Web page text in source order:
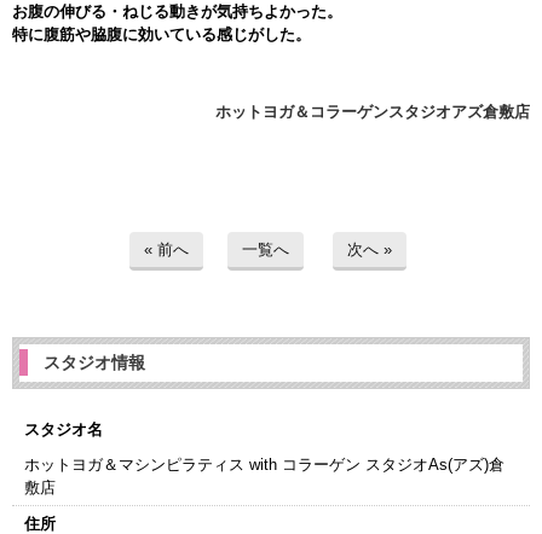
お腹の伸びる・ねじる動きが気持ちよかった。
特に腹筋や脇腹に効いている感じがした。
ホットヨガ＆コラーゲンスタジオアズ倉敷店
« 前へ 一覧へ 次へ »
スタジオ情報
スタジオ名
ホットヨガ＆マシンピラティス with コラーゲン スタジオAs(アズ)倉
敷店
住所